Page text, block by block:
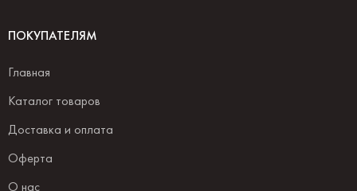
ПОКУПАТЕЛЯМ
Главная
Каталог товаров
Доставка и оплата
Оферта
О нас